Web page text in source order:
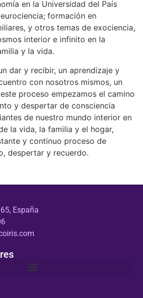
en la Universidad del País
formación en
y otros temas de exociencia,
interior e infinito en la
y la vida.
dar y recibir, un aprendizaje y
con nosotros mismos, un
proceso empezamos el camino
y despertar de consciencia
de nuestro mundo interior en
la vida, la familia y el hogar,
y continuo proceso de
despertar y recuerdo.
España